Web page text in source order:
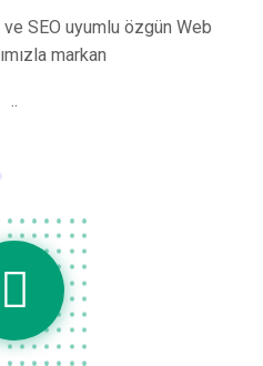
SEO uyumlu özgün Web
markan
..